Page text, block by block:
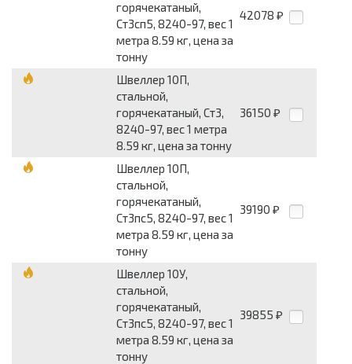
горячекатаный,
Ст3сп5, 8240-97, вес 1
метра 8.59 кг, цена за
тонну
42078 ₽
Швеллер 10П,
стальной,
горячекатаный, Ст3,
8240-97, вес 1 метра
8.59 кг, цена за тонну
36150 ₽
Швеллер 10П,
стальной,
горячекатаный,
Ст3пс5, 8240-97, вес 1
метра 8.59 кг, цена за
тонну
39190 ₽
Швеллер 10У,
стальной,
горячекатаный,
Ст3пс5, 8240-97, вес 1
метра 8.59 кг, цена за
тонну
39855 ₽